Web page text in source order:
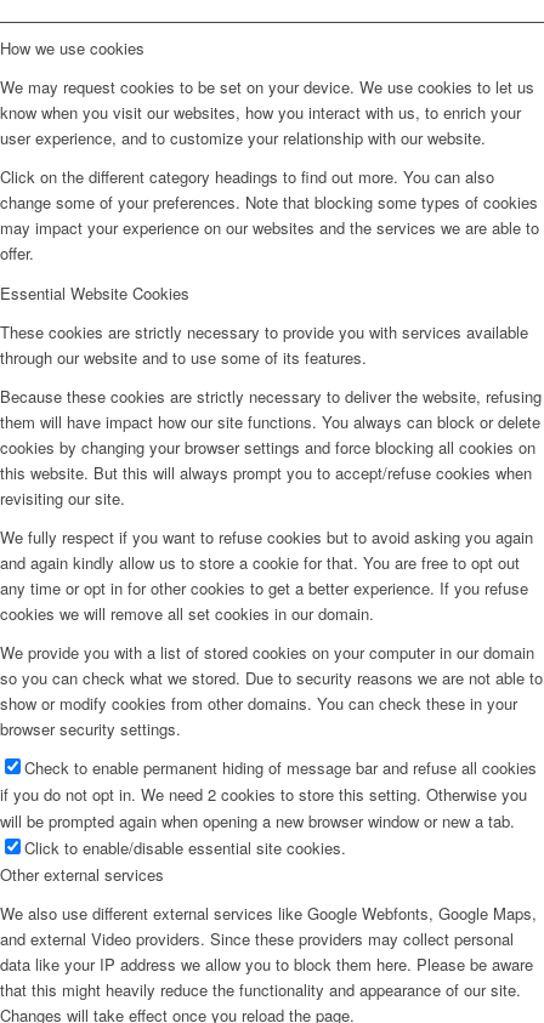
How we use cookies
We may request cookies to be set on your device. We use cookies to let us
know when you visit our websites, how you interact with us, to enrich your
user experience, and to customize your relationship with our website.
Click on the different category headings to find out more. You can also
change some of your preferences. Note that blocking some types of cookies
may impact your experience on our websites and the services we are able to
offer.
Essential Website Cookies
These cookies are strictly necessary to provide you with services available
through our website and to use some of its features.
Because these cookies are strictly necessary to deliver the website, refusing
them will have impact how our site functions. You always can block or delete
cookies by changing your browser settings and force blocking all cookies on
this website. But this will always prompt you to accept/refuse cookies when
revisiting our site.
We fully respect if you want to refuse cookies but to avoid asking you again
and again kindly allow us to store a cookie for that. You are free to opt out
any time or opt in for other cookies to get a better experience. If you refuse
cookies we will remove all set cookies in our domain.
We provide you with a list of stored cookies on your computer in our domain
so you can check what we stored. Due to security reasons we are not able to
show or modify cookies from other domains. You can check these in your
browser security settings.
Check to enable permanent hiding of message bar and refuse all cookies
if you do not opt in. We need 2 cookies to store this setting. Otherwise you
will be prompted again when opening a new browser window or new a tab.
Click to enable/disable essential site cookies.
Other external services
We also use different external services like Google Webfonts, Google Maps,
and external Video providers. Since these providers may collect personal
data like your IP address we allow you to block them here. Please be aware
that this might heavily reduce the functionality and appearance of our site.
Changes will take effect once you reload the page.